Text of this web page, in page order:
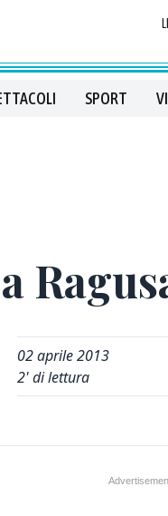
SPORT
02 aprile 2013
2' di lettura